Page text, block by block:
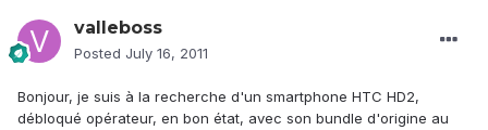
valleboss
Posted July 16, 2011
Bonjour, je suis à la recherche d'un smartphone HTC HD2,
débloqué opérateur, en bon état, avec son bundle d'origine au